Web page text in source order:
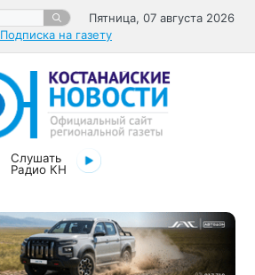
Пятница, 07 августа 2026
Подписка на газету
Слушать
Радио КН